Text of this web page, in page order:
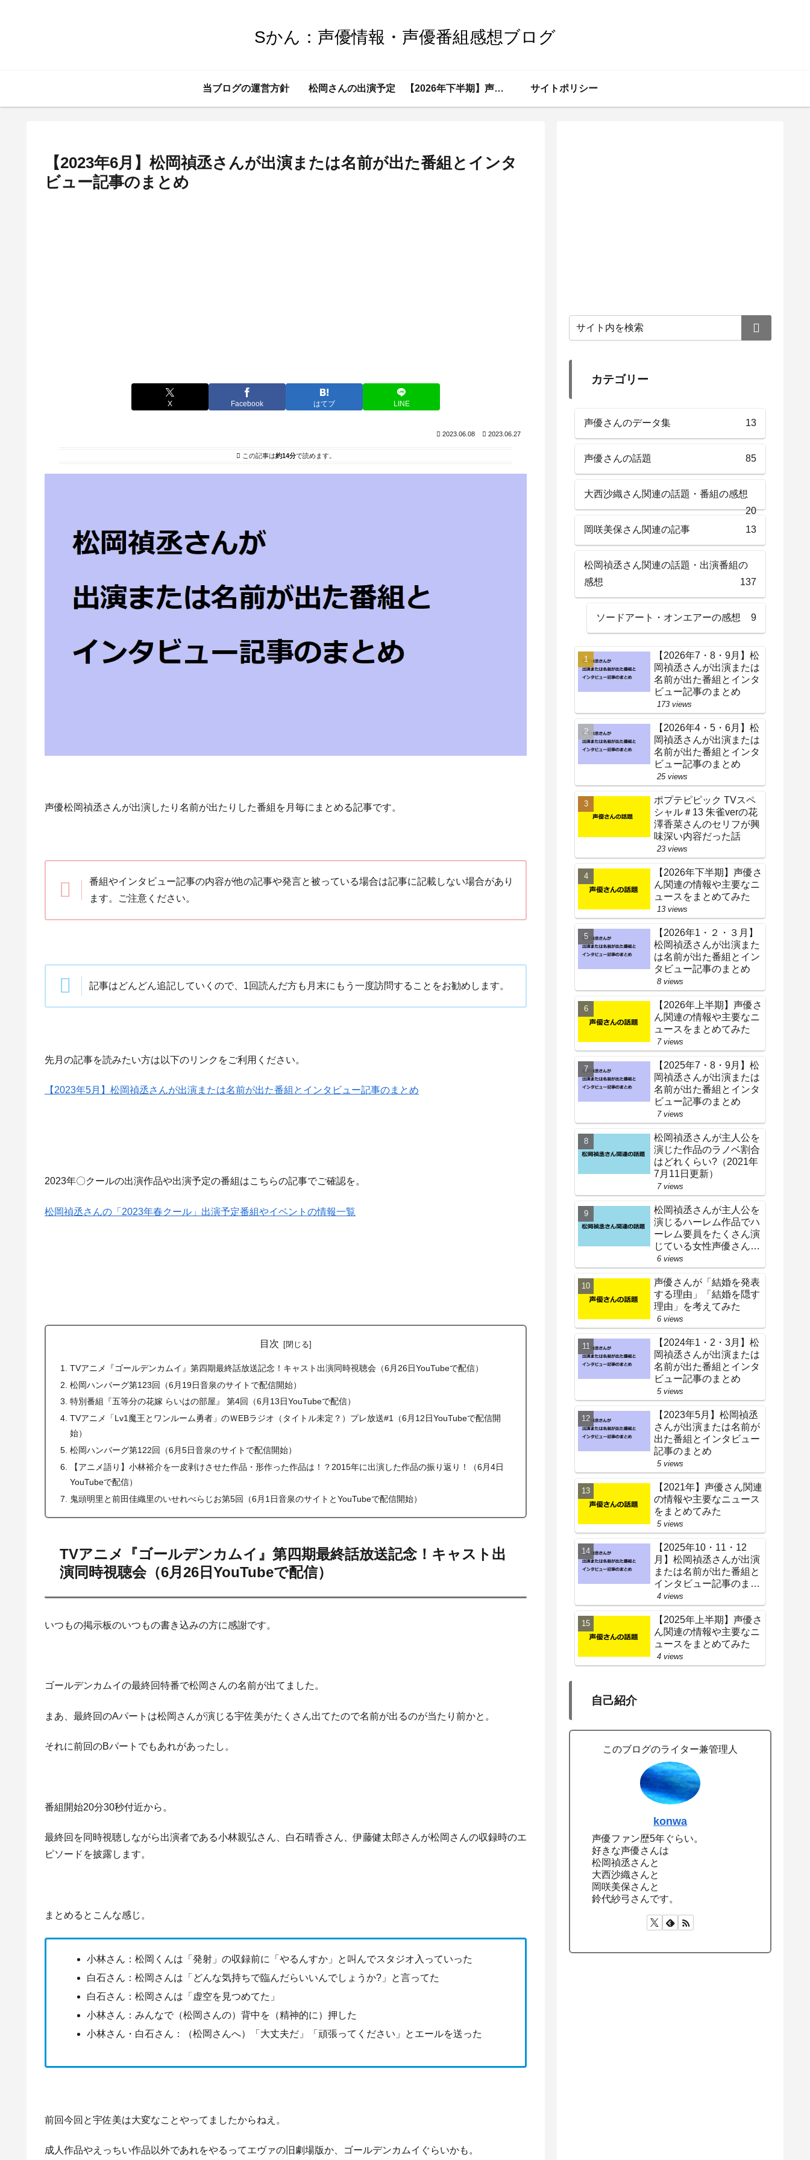
Sかん：声優情報・声優番組感想ブログ
当ブログの運営方針 松岡さんの出演予定 【2026年下半期】声優情報 サイトポリシー
【2023年6月】松岡禎丞さんが出演または名前が出た番組とインタ
ビュー記事のまとめ
X Facebook はてブ LINE
2023.06.08 2023.06.27
この記事は約14分で読めます。
声優松岡禎丞さんが出演したり名前が出たりした番組を月毎にまとめる記事です。
番組やインタビュー記事の内容が他の記事や発言と被っている場合は記事に記載しない場合があり
ます。ご注意ください。
記事はどんどん追記していくので、1回読んだ方も月末にもう一度訪問することをお勧めします。
先月の記事を読みたい方は以下のリンクをご利用ください。
【2023年5月】松岡禎丞さんが出演または名前が出た番組とインタビュー記事のまとめ
2023年〇クールの出演作品や出演予定の番組はこちらの記事でご確認を。
松岡禎丞さんの「2023年春クール」出演予定番組やイベントの情報一覧
目次
TVアニメ『ゴールデンカムイ』第四期最終話放送記念！キャスト出演同時視聴会（6月26日YouTubeで配信）
松岡ハンバーグ第123回（6月19日音泉のサイトで配信開始）
特別番組『五等分の花嫁 らいはの部屋』 第4回（6月13日YouTubeで配信）
TVアニメ「Lv1魔王とワンルーム勇者」のＷEBラジオ（タイトル未定？）プレ放送#1（6月12日YouTubeで配信開
始）
松岡ハンバーグ第122回（6月5日音泉のサイトで配信開始）
【アニメ語り】小林裕介を一皮剥けさせた作品・形作った作品は！？2015年に出演した作品の振り返り！（6月4日
YouTubeで配信）
鬼頭明里と前田佳織里のいせれべらじお第5回（6月1日音泉のサイトとYouTubeで配信開始）
TVアニメ『ゴールデンカムイ』第四期最終話放送記念！キャスト出
演同時視聴会（6月26日YouTubeで配信）
いつもの掲示板のいつもの書き込みの方に感謝です。
ゴールデンカムイの最終回特番で松岡さんの名前が出てました。
まあ、最終回のAパートは松岡さんが演じる宇佐美がたくさん出てたので名前が出るのが当たり前かと。
それに前回のBパートでもあれがあったし。
番組開始20分30秒付近から。
最終回を同時視聴しながら出演者である小林親弘さん、白石晴香さん、伊藤健太郎さんが松岡さんの収録時のエ
ピソードを披露します。
まとめるとこんな感じ。
小林さん：松岡くんは「発射」の収録前に「やるんすか」と叫んでスタジオ入っていった
白石さん：松岡さんは「どんな気持ちで臨んだらいいんでしょうか?」と言ってた
白石さん：松岡さんは「虚空を見つめてた」
小林さん：みんなで（松岡さんの）背中を（精神的に）押した
小林さん・白石さん：（松岡さんへ）「大丈夫だ」「頑張ってください」とエールを送った
前回今回と宇佐美は大変なことやってましたからねえ。
成人作品やえっちい作品以外であれをやるってエヴァの旧劇場版か、ゴールデンカムイぐらいかも。
カテゴリー
声優さんのデータ集 13
声優さんの話題 85
大西沙織さん関連の話題・番組の感想
20
岡咲美保さん関連の記事
13
松岡禎丞さん関連の話題・出演番組の
感想
137
ソードアート・オンエアーの感想 9
【2026年7・8・9月】松
岡禎丞さんが出演または
名前が出た番組とインタ
ビュー記事のまとめ
173 views
【2026年4・5・6月】松
岡禎丞さんが出演または
名前が出た番組とインタ
ビュー記事のまとめ
25 views
ポプテピピック TVスペ
シャル＃13 朱雀verの花
澤香菜さんのセリフが興
味深い内容だった話
23 views
【2026年下半期】声優さ
ん関連の情報や主要なニ
ュースをまとめてみた
13 views
【2026年1・２・３月】
松岡禎丞さんが出演また
は名前が出た番組とイン
タビュー記事のまとめ
8 views
【2026年上半期】声優さ
ん関連の情報や主要なニ
ュースをまとめてみた
7 views
【2025年7・8・9月】松
岡禎丞さんが出演または
名前が出た番組とインタ
ビュー記事のまとめ
7 views
松岡禎丞さんが主人公を
演じた作品のラノベ割合
はどれくらい?（2021年
7月11日更新）
7 views
松岡禎丞さんが主人公を
演じるハーレム作品でハ
ーレム要員をたくさん演
じている女性声優さんは
誰?
6 views
声優さんが「結婚を発表
する理由」「結婚を隠す
理由」を考えてみた
6 views
【2024年1・2・3月】松
岡禎丞さんが出演または
名前が出た番組とインタ
ビュー記事のまとめ
5 views
【2023年5月】松岡禎丞
さんが出演または名前が
出た番組とインタビュー
記事のまとめ
5 views
【2021年】声優さん関連
の情報や主要なニュース
をまとめてみた
5 views
【2025年10・11・12
月】松岡禎丞さんが出演
または名前が出た番組と
インタビュー記事のまと
め
4 views
【2025年上半期】声優さ
ん関連の情報や主要なニ
ュースをまとめてみた
4 views
自己紹介
このブログのライター兼管理人
konwa
声優ファン歴5年ぐらい。
好きな声優さんは
松岡禎丞さんと
大西沙織さんと
岡咲美保さんと
鈴代紗弓さんです。